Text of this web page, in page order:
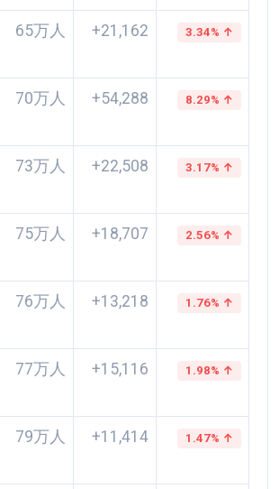
65万人 +21,162 3.34% ↑
70万人 +54,288 8.29% ↑
73万人 +22,508 3.17% ↑
75万人 +18,707 2.56% ↑
76万人 +13,218 1.76% ↑
77万人 +15,116 1.98% ↑
79万人 +11,414 1.47% ↑